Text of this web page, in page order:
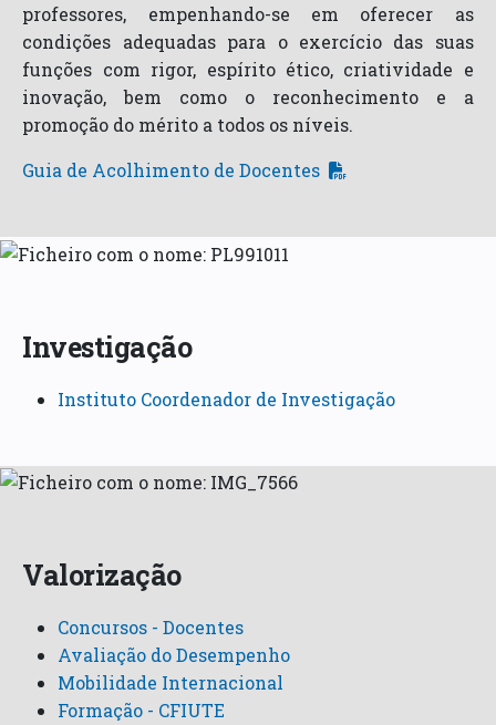
professores, empenhando-se em oferecer as
condições adequadas para o exercício das suas
funções com rigor, espírito ético, criatividade e
inovação, bem como o reconhecimento e a
promoção do mérito a todos os níveis.
Guia de Acolhimento de Docentes
Investigação
Instituto Coordenador de Investigação
Valorização
Concursos - Docentes
Avaliação do Desempenho
Mobilidade Internacional
Formação - CFIUTE